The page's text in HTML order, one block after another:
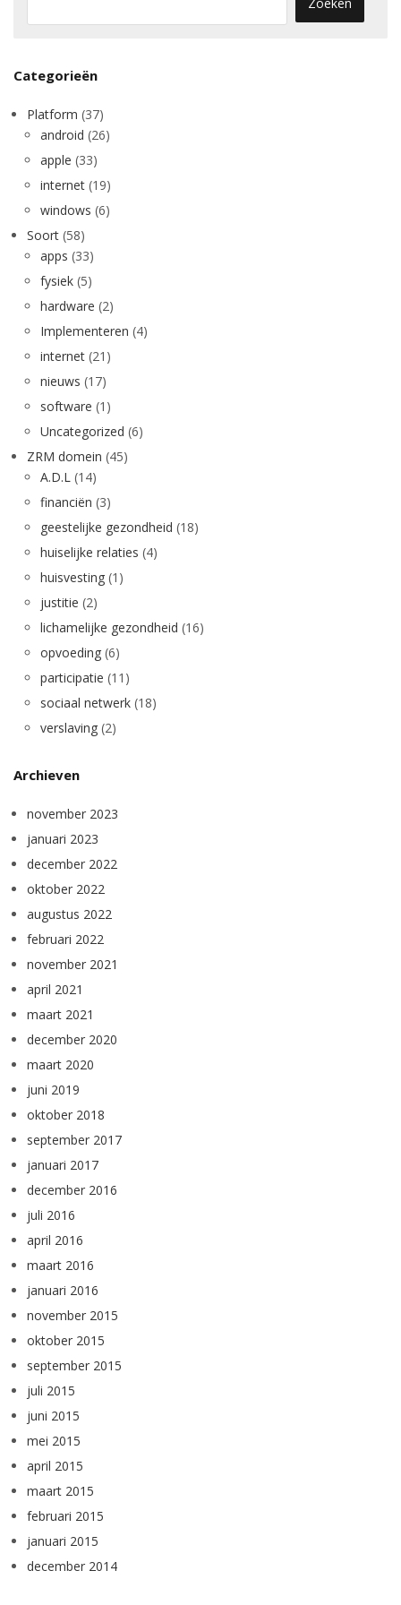
Categorieën
Platform (37)
android (26)
apple (33)
internet (19)
windows (6)
Soort (58)
apps (33)
fysiek (5)
hardware (2)
Implementeren (4)
internet (21)
nieuws (17)
software (1)
Uncategorized (6)
ZRM domein (45)
A.D.L (14)
financiën (3)
geestelijke gezondheid (18)
huiselijke relaties (4)
huisvesting (1)
justitie (2)
lichamelijke gezondheid (16)
opvoeding (6)
participatie (11)
sociaal netwerk (18)
verslaving (2)
Archieven
november 2023
januari 2023
december 2022
oktober 2022
augustus 2022
februari 2022
november 2021
april 2021
maart 2021
december 2020
maart 2020
juni 2019
oktober 2018
september 2017
januari 2017
december 2016
juli 2016
april 2016
maart 2016
januari 2016
november 2015
oktober 2015
september 2015
juli 2015
juni 2015
mei 2015
april 2015
maart 2015
februari 2015
januari 2015
december 2014